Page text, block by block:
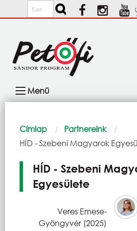
Ugrás a tartalomra
Keresés
navigáció
Menü
Morzsa
Címlap
Partnereink
Current:
HÍD - Szebeni Magyarok
HÍD - Szebeni
Egyesülete
Veres Emese-
Gyöngyvér (2025)